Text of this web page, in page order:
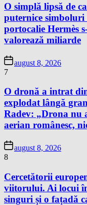
O simplă lipsă de
puternice
portocalie Hermès
valorează miliarde
august 8, 2026
7
O dronă a intrat
explodat lângă
Radev: „Drona nu
aerian românesc,
august 8, 2026
8
Cercetătorii
viitorului. Ai locui
singuri și o fațadă